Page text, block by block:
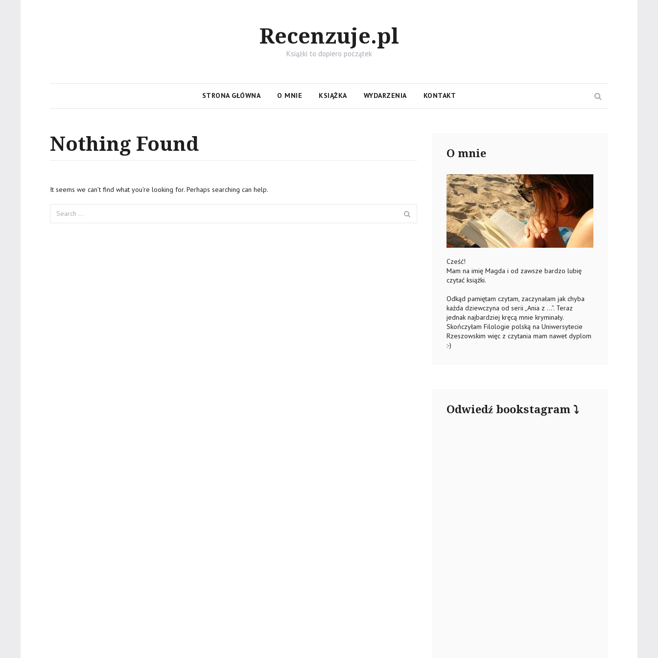
Recenzuje.pl
Książki to dopiero początek
STRONA GŁÓWNA O MNIE KSIĄŻKA WYDARZENIA KONTAKT
Nothing Found
It seems we can’t find what you’re looking for. Perhaps searching can help.
for:
O mnie
Cześć!
Mam na imię Magda i od zawsze bardzo lubię
czytać książki.
Odkąd pamiętam czytam, zaczynałam jak chyba
każda dziewczyna od serii „Ania z …”. Teraz
jednak najbardziej kręcą mnie kryminały.
Skończyłam Filologie polską na Uniwersytecie
Rzeszowskim więc z czytania mam nawet dyplom
:-)
Odwiedź bookstagram ⤵